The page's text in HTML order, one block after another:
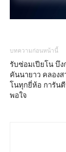
บทความก่อนหน้านี้
รับซ่อมเปียโน บึง
คันนายาว คลองส
โนทุกยี่ห้อ การัน
พอใจ